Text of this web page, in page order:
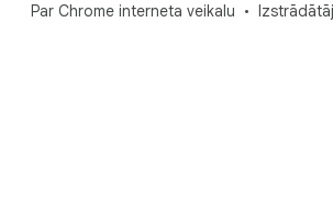
Par Chrome interneta veikalu